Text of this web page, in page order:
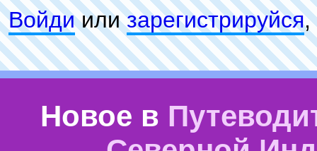
Войдиилизарeгиcтpируйся,
Новое в